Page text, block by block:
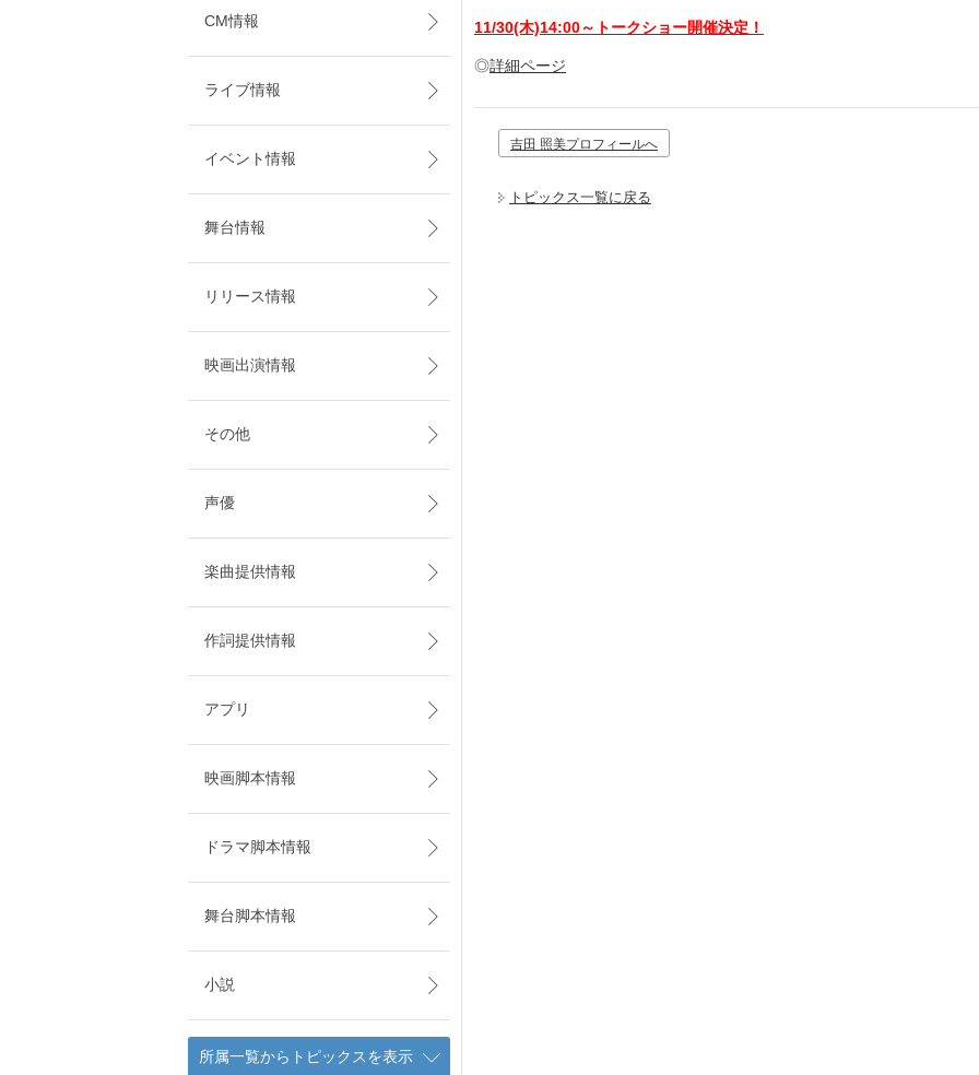
11/30(木)14:00～トークショー開催決定！
◎詳細ページ
吉田 照美プロフィールへ
トピックス一覧に戻る
CM情報
ライブ情報
イベント情報
舞台情報
リリース情報
映画出演情報
その他
声優
楽曲提供情報
作詞提供情報
アプリ
映画脚本情報
ドラマ脚本情報
舞台脚本情報
小説
所属一覧からトピックスを表示